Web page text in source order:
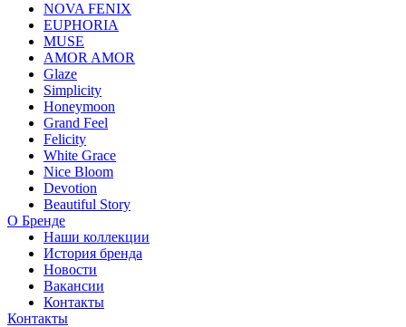
NOVA FENIX
EUPHORIA
MUSE
AMOR AMOR
Glaze
Simplicity
Honeymoon
Grand Feel
Felicity
White Grace
Nice Bloom
Devotion
Beautiful Story
О Бренде
Наши коллекции
История бренда
Новости
Вакансии
Контакты
Контакты